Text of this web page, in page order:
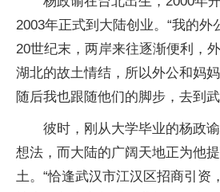
2003年正式到大陆创业。“我的外
20世纪末，两岸来往逐渐便利，
湖北的故土情结，所以外公和妈
随后我也跟随他们的脚步，去到
彼时，刚从大学毕业的杨政
想法，而大陆的广阔天地正为他
土。“恰逢武汉市江汉区招商引资